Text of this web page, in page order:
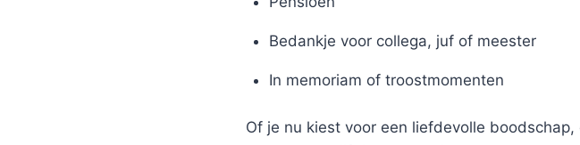
Bedankje voor collega, juf of meester
In memoriam of troostmomenten
Of je nu kiest voor een liefdevolle